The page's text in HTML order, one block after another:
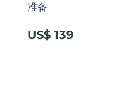
准备
US$ 139